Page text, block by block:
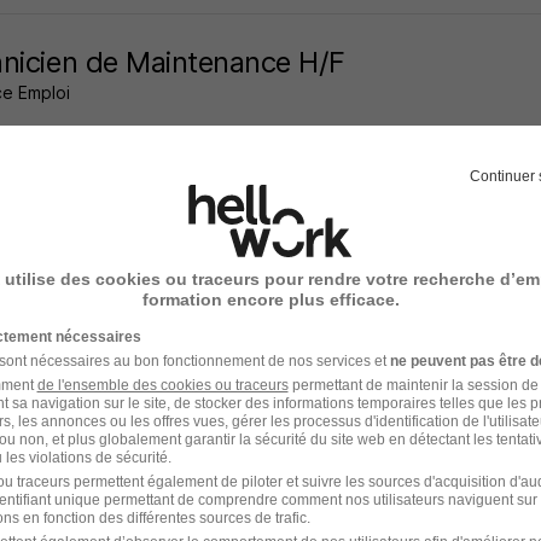
de Maintenance H/F
Emploi
de Super Poids Lourd H/F
- 30 Intérim 12,43 € / heure 28 jours
Continuer
utilise des cookies ou traceurs pour rendre votre recherche
formation encore plus efficace.
nécessaires
nécessaires au bon fonctionnement de nos services et ne peuvent pas être
de l'ensemble des cookies ou traceurspermettant de maintenir la session
sa navigation sur le site, de stocker des informations temporaires telles que les
les annonces ou les offres vues, gérer les processus d'identification de
non, et plus globalement garantir la sécurité du site web en détectant les
violations de sécurité.
traceurs permettent également de piloter et suivre les sources d'acquisition
unique permettant de comprendre comment nos utilisateurs naviguent sur
en fonction des différentes sources de trafic.